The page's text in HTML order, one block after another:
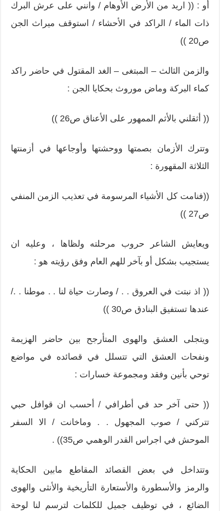
أو : (( اريد من الأرض الأوهام / وانني على عرش البرك
ذات الماء / الراكد في الأحشاء / استوقف ميراث الجن
ص20 ))
والزمن الثالث – المبتغى – الغد المقتول في حاضر راكد
كماء البركة وماض موروث بحكايا الجن :
(( أثقلني بالأثم الممهور على الأعناق ص26 ))
وتترك الأزمان بصمتها ووحشتها وأوجاعها في أزمنتها
الثلاثة المقهورة :
((فنامت كل الأشياء المرسومة في تعذيب الزمن المنفي
ص27 ))
ويعايش الشاعر حروب مرحلته ولظاها ، وعليه ان
يستجيب بشكل أو بآخر للهم العام وفق رؤيته هو :
(( اذ نبتت في العروق . . / وصارت حياة لنا . . موطنا . ./
عندها تستفيق البنادق ص30 ))
ويتجلى العشق والهوى المتأرجح بين حاضر الهزيمة
ونفحات العشق التي تتسلل في قصائده في مواضع
توحي بأنين وفقد ومجموعة خسارات :
(( حتى آخر حد في أطرافي / أحسب ان قوافل حبي
تتركني / صوب المجهول . . وماخانت / الا السفر
الموحش في اجراس القدر الوهمي ص35)) .
وتتداخل في بعض القصائد المقاطع مابين الحكاية
والرمز والأسطورة والأستعارة التأريخية والأنثى والهوى
الضائع ، في توظيف جميل للكلمات لترسم لنا لوحة